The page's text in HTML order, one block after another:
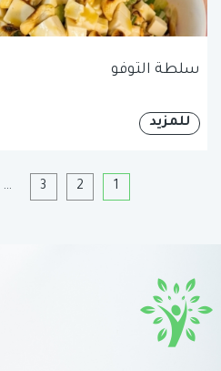
سلطة التوفو
للمزيد
1
2
3
…